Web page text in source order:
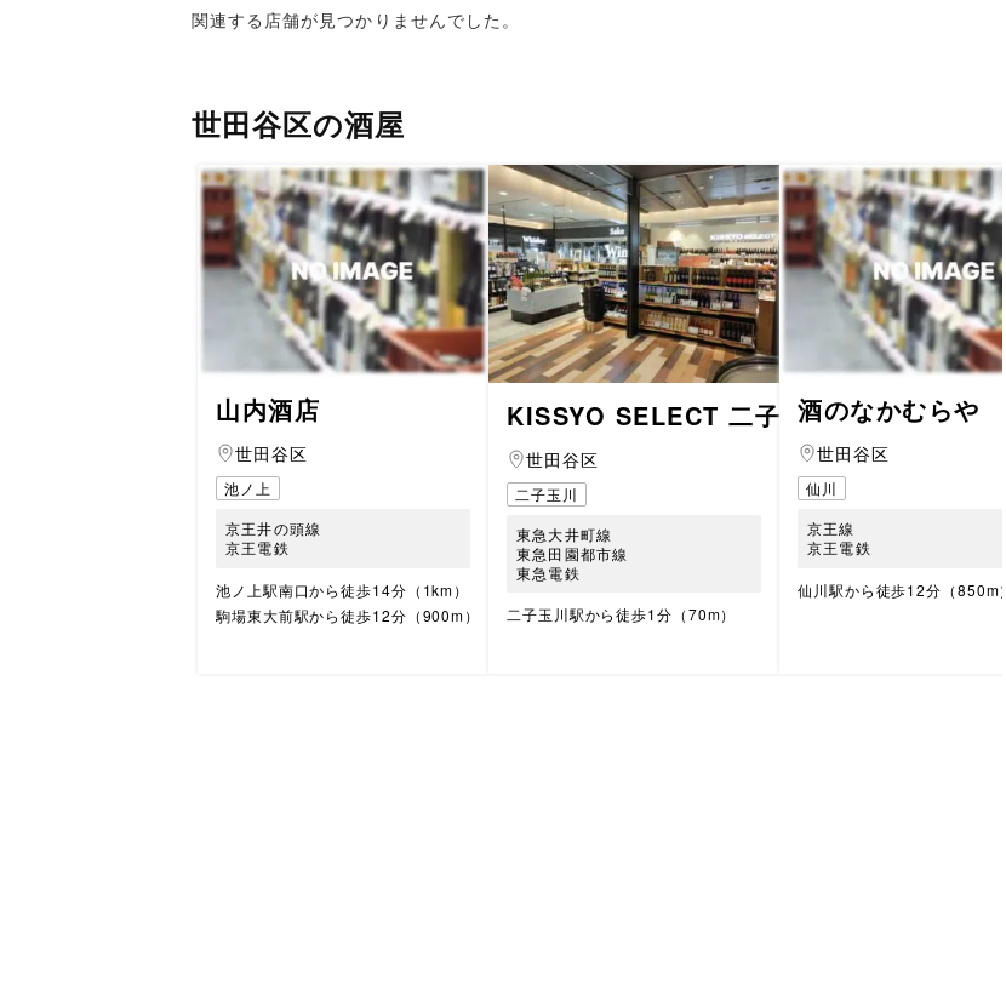
関連する店舗が見つかりませんでした。
世田谷区の酒屋
山内酒店
世田谷区
池ノ上
京王井の頭線
京王電鉄
池ノ上駅南口から徒歩14分（1km）
駒場東大前駅から徒歩12分（900m）
KISSYO SELECT 二子玉川店
世田谷区
二子玉川
東急大井町線
東急田園都市線
東急電鉄
二子玉川駅から徒歩1分（70m）
酒のなかむらや
世田谷区
仙川
京王線
京王電鉄
仙川駅から徒歩12分（850m）